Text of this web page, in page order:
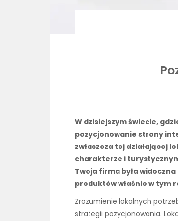
W dzisiejszym świecie,
pozycjonowanie strony
zwłaszcza tej działającej
charakterze i
Twoja firma była
produktów właśnie w tym
Zrozumienie lokalnych
strategii pozycjonowania.